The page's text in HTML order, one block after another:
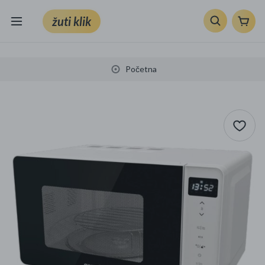
žuti klik
Klik supermarket
Sport i slobodno vrijeme
Ljepota i zdravlje
Početna